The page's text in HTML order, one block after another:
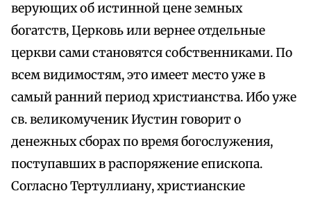
верующих об истинной цене земных
богатств, Церковь или вернее отдельные
церкви сами становятся собственниками. По
всем видимостям, это имеет место уже в
самый ранний период христианства. Ибо уже
св. великомученик Иустин говорит о
денежных сборах по время богослужения,
поступавших в распоряжение епископа.
Согласно Тертуллиану, христианские